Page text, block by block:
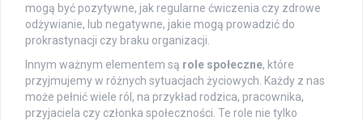
mogą być pozytywne, jak regularne ćwiczenia czy zdrowe
odżywianie, lub negatywne, jakie mogą prowadzić do
prokrastynacji czy braku organizacji.
Innym ważnym elementem są role społeczne, które
przyjmujemy w różnych sytuacjach życiowych. Każdy z nas
może pełnić wiele ról, na przykład rodzica, pracownika,
przyjaciela czy członka społeczności. Te role nie tylko